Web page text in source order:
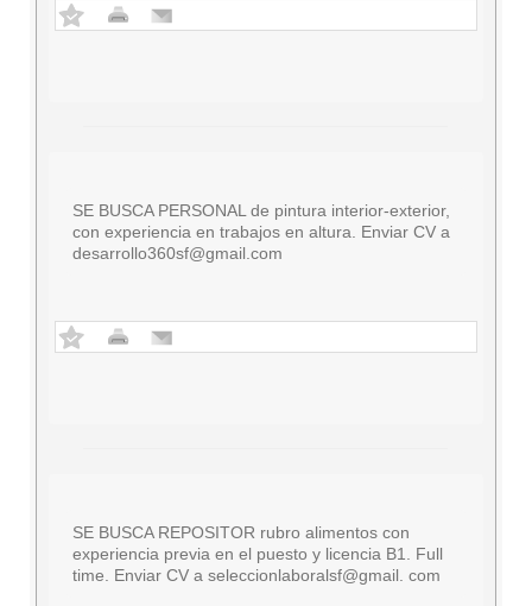
SE BUSCA PERSONAL de pintura interior-exterior,
con experiencia en trabajos en altura. Enviar CV a
desarrollo360sf@gmail.com
SE BUSCA REPOSITOR rubro alimentos con
experiencia previa en el puesto y licencia B1. Full
time. Enviar CV a seleccionlaboralsf@gmail. com